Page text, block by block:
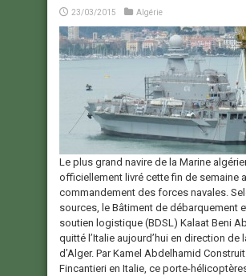
23/03/2015 Algérie
Le plus grand navire de la Marine
officiellement livré cette fin de semaine
commandement des forces navales.
sources, le Bâtiment de débarquement
soutien logistique (BDSL) Kalaat Beni
quitté l’Italie aujourd’hui en direction de
d’Alger. Par Kamel Abdelhamid
Fincantieri en Italie, ce porte-